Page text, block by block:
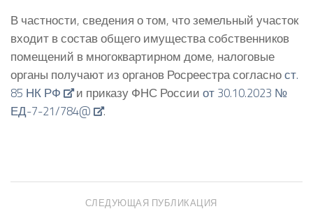
В частности, сведения о том, что земельный участок
входит в состав общего имущества собственников
помещений в многоквартирном доме, налоговые
органы получают из органов Росреестра согласност.
85 НК РФ
и приказу ФНС России от 30.10.2023 №
ЕД-7-21/784@
.
СЛЕДУЮЩАЯ ПУБЛИКАЦИЯ